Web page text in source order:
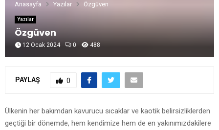
Anasayfa Yazılar Özgüven
Yazılar
Özgüven
12 Ocak 2024 0 488
PAYLAŞ 0
Ülkenin her bakımdan kavurucu sıcaklar ve kaotik belirsizliklerden
geçtiği bir dönemde, hem kendimize hem de en yakınımızdakilere